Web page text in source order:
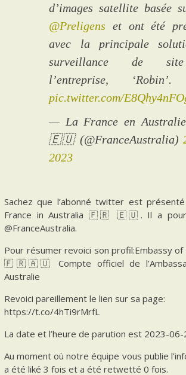
d’images satellite basée
@Preligens et ont été
avec la principale
surveillance de
l’entreprise,
pic.twitter.com/
— La France en
🇪🇺 (@FranceAustralia)
2023
Sachez que l’abonné twitter est
France in Australia 🇫🇷 🇪🇺. Il a
@FranceAustralia.
Pour résumer revoici son profil:Embassy of
🇫🇷🇦🇺 Compte officiel de
Australie
Revoici pareillement le lien sur sa page:
https://t.co/4hTi9rMrfL
La date et l’heure de parution est 2023-06-
Au moment où notre équipe vous publie
a été liké 3 fois et a été retwetté 0 fois.